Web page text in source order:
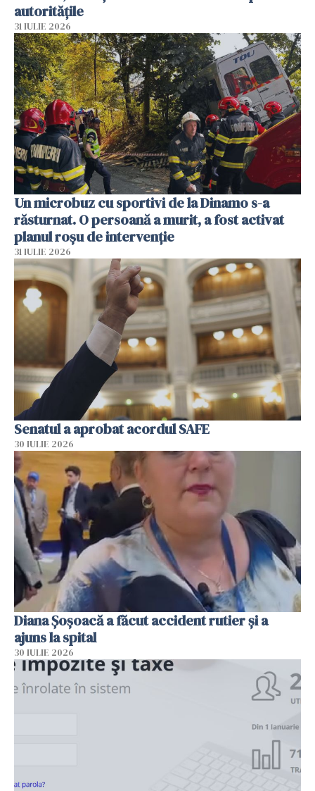
autoritățile
31 IULIE 2026
Un microbuz cu sportivi de la Dinamo s-a
răsturnat. O persoană a murit, a fost activat
planul roșu de intervenție
31 IULIE 2026
Senatul a aprobat acordul SAFE
30 IULIE 2026
Diana Șoșoacă a făcut accident rutier și a
ajuns la spital
30 IULIE 2026